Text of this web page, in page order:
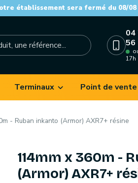
établissement sera fermé du 08/
04
56
17h
Terminaux Point de vente
- Ruban inkanto (Armor) AXR7+ résine
114mm x 360m -
(Armor) AXR7+